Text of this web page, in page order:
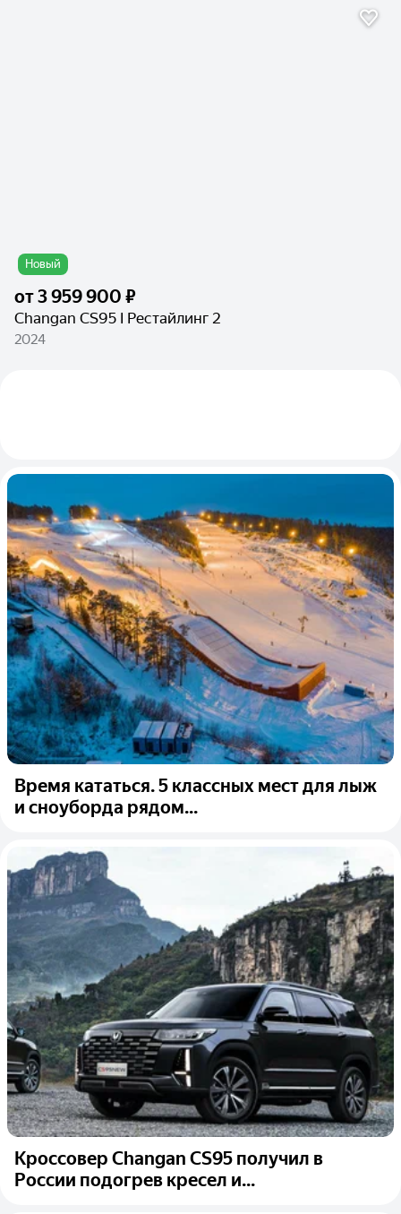
Новый
от3 959 900 ₽
Changan CS95 I Рестайлинг 2
2024
Время кататься. 5 классных мест для лыж
и сноуборда рядом...
Кроссовер Changan CS95 получил в
России подогрев кресел и...